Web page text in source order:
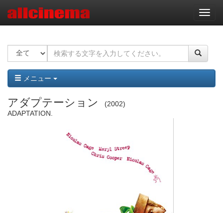
ナ
ビ
ー
ョ
ン
メニュー
アダプテーション
2002
ADAPTATION.